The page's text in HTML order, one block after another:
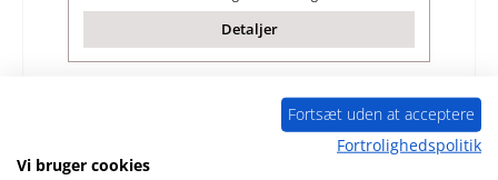
Detaljer
Fortsæt uden at acceptere
Fortrolighedspolitik
Vi bruger cookies